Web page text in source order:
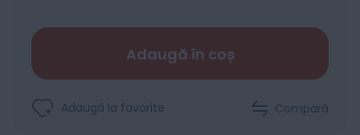
Adaugă în coș
Adaugă la favorite Compară